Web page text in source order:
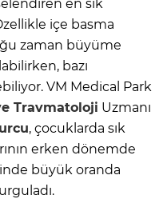
en sık
içe basma
zaman büyüme
bazı
VM Medical Park
Travmatoloji Uzmanı
, çocuklarda sık
erken dönemde
büyük oranda